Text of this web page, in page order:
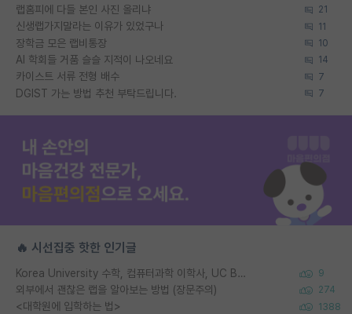
랩홈피에 다들 본인 사진 올리냐 21
신생랩가지말라는 이유가 있었구나 11
장학금 모은 랩비통장 10
AI 학회들 거품 슬슬 지적이 나오네요 14
카이스트 서류 전형 배수 7
DGIST 가는 방법 추천 부탁드립니다. 7
🔥 시선집중 핫한 인기글
Korea University 수학, 컴퓨터과학 이학사, UC Berkeley 산업공학 대학원 공학박사가 되는 것은 쉽지 않겠죠? 9
외부에서 괜찮은 랩을 알아보는 방법 (장문주의) 274
<대학원에 입학하는 법> 1388